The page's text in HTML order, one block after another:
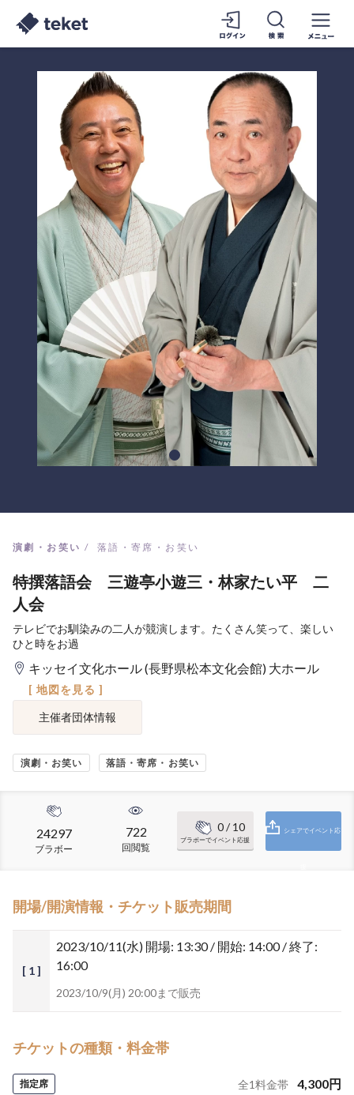
演劇・お笑い 落語・寄席・お笑い
特撰落語会 三遊亭小遊三・林家たい平 二
人会
テレビでお馴染みの二人が競演します。たくさん笑って、楽しい
ひと時をお過
キッセイ文化ホール (長野県松本文化会館) 大ホール
[ 地図を見る ]
主催者団体情報
演劇・お笑い 落語・寄席・お笑い
24297
ブラボー
722
回閲覧
0/ 10
ブラボーでイベント応援
シェアでイベント応
開場/開演情報・チケット販売期間
[ 1 ]
2023/10/11(水) 開場: 13:30 / 開始: 14:00 / 終了:
16:00
2023/10/9(月) 20:00まで販売
チケットの種類・料金帯
指定席 全1料金帯 4,300円